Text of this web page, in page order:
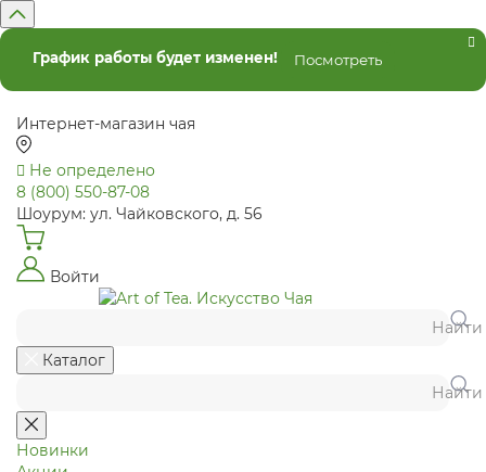
График работы будет изменен! Посмотреть
Интернет-магазин чая
Не определено
8 (800) 550-87-08
Шоурум: ул. Чайковского, д. 56
Войти
Найти
Каталог
Найти
Новинки